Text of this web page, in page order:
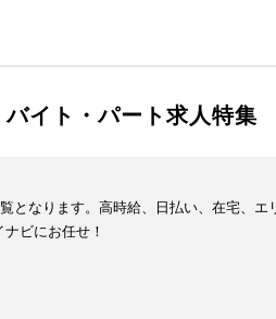
イト・パート求人特集
となります。高時給、日払い、在宅、
ビにお任せ！